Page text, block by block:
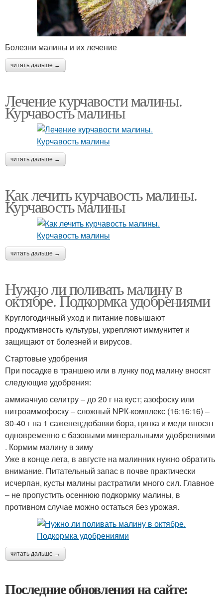
Болезни малины и их лечение
читать дальше →
Лечение курчавости малины.
Курчавость малины
читать дальше →
Как лечить курчавость малины.
Курчавость малины
читать дальше →
Нужно ли поливать малину в
октябре. Подкормка удобрениями
Круглогодичный уход и питание повышают
продуктивность культуры, укрепляют иммунитет и
защищают от болезней и вирусов.
Стартовые удобрения
При посадке в траншею или в лунку под малину вносят
следующие удобрения:
аммиачную селитру – до 20 г на куст; азофоску или
нитроаммофоску – сложный NРК-комплекс (16:16:16) –
30-40 г на 1 саженец;добавки бора, цинка и меди вносят
одновременно с базовыми минеральными удобрениями
. Кормим малину в зиму
Уже в конце лета, в августе на малинник нужно обратить
внимание. Питательный запас в почве практически
исчерпан, кусты малины растратили много сил. Главное
– не пропустить осеннюю подкормку малины, в
противном случае можно остаться без урожая.
читать дальше →
Последние обновления на сайте: